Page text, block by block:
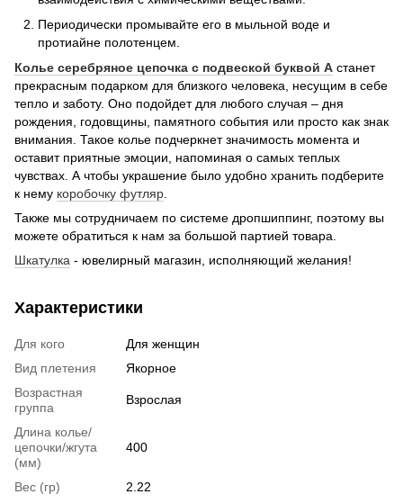
Периодически промывайте его в мыльной воде и
протиайне полотенцем.
Колье серебряное цепочка с подвеской буквой А станет
прекрасным подарком для близкого человека, несущим в себе
тепло и заботу. Оно подойдет для любого случая – дня
рождения, годовщины, памятного события или просто как знак
внимания. Такое колье подчеркнет значимость момента и
оставит приятные эмоции, напоминая о самых теплых
чувствах. А чтобы украшение было удобно хранить подберите
к нему коробочку футляр.
Также мы сотрудничаем по системе дропшиппинг, поэтому вы
можете обратиться к нам за большой партией товара.
Шкатулка - ювелирный магазин, исполняющий желания!
Характеристики
Для кого
Для женщин
Вид плетения
Якорное
Возрастная
группа
Взрослая
Длина колье/
цепочки/жгута
(мм)
400
Вес (гр)
2.22